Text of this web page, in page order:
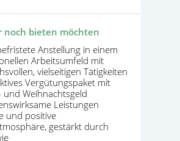
noch bieten möchten
Anstellung in einem
Arbeitsumfeld mit
vielseitigen Tätigkeiten
Vergütungspaket mit
und Weihnachtsgeld
Leistungen
und positive
gestärkt durch